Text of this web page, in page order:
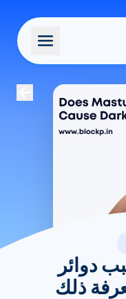
دوائر
ذلك